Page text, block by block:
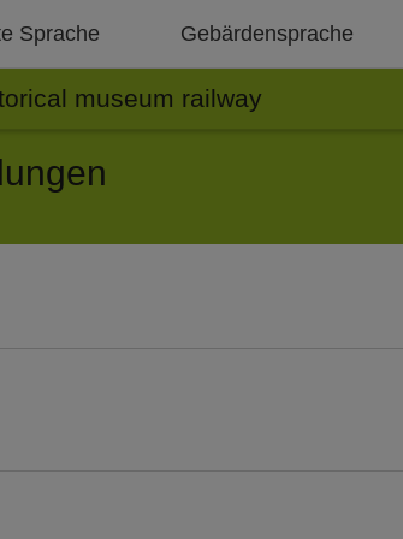
Sprache Gebärdensprache
museum railway